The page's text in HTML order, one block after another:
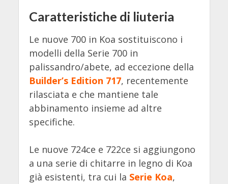
Caratteristiche di liuteria
Le nuove 700 in Koa sostituiscono i
modelli della Serie 700 in
palissandro/abete, ad eccezione della
Builder’s Edition 717, recentemente
rilasciata e che mantiene tale
abbinamento insieme ad altre
specifiche.
Le nuove 724ce e 722ce si aggiungono
a una serie di chitarre in legno di Koa
già esistenti, tra cui la Serie Koa,